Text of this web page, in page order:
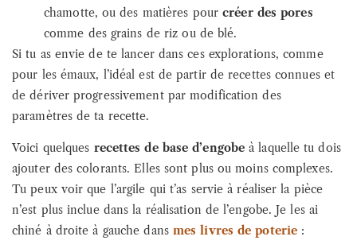
chamotte, ou des matières pourcréer des pores
comme des grains de riz ou de blé.
Si tu as envie de te lancer dans ces explorations, comme
pour les émaux, l’idéal est de partir de recettes connues et
de dériver progressivement par modification des
paramètres de ta recette.
Voici quelques recettes de base d’engobe à laquelle tu dois
ajouter des colorants. Elles sont plus ou moins complexes.
Tu peux voir que l’argile qui t’as servie à réaliser la pièce
n’est plus inclue dans la réalisation de l’engobe. Je les ai
chiné à droite à gauche dans mes livres de poterie :